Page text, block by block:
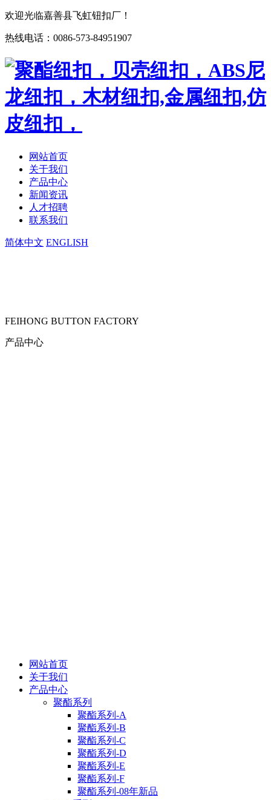
欢迎光临嘉善县飞虹钮扣厂！
热线电话：0086-573-84951907
网站首页
关于我们
产品中心
新闻资讯
人才招聘
联系我们
简体中文 ENGLISH
FEIHONG BUTTON FACTORY
产品中心
网站首页
关于我们
产品中心
聚酯系列
聚酯系列-A
聚酯系列-B
聚酯系列-C
聚酯系列-D
聚酯系列-E
聚酯系列-F
聚酯系列-08年新品